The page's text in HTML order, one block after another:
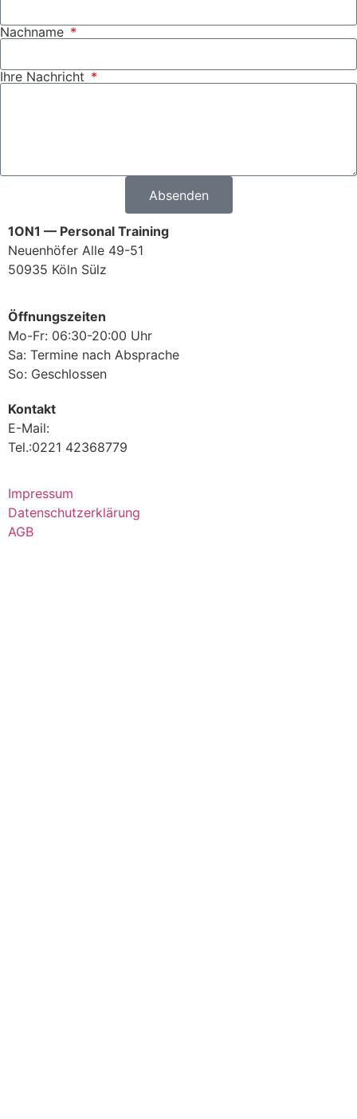
Nachname
Ihre Nachricht
Absenden
1ON1 — Personal Training
Neuenhöfer Alle 49-51
50935 Köln Sülz
Öffnungszeiten
Mo-Fr: 06:30-20:00 Uhr
Sa: Termine nach Absprache
So: Geschlossen
Kontakt
E-Mail:
Tel.:0221 42368779
Impressum
Datenschutzerklärung
AGB